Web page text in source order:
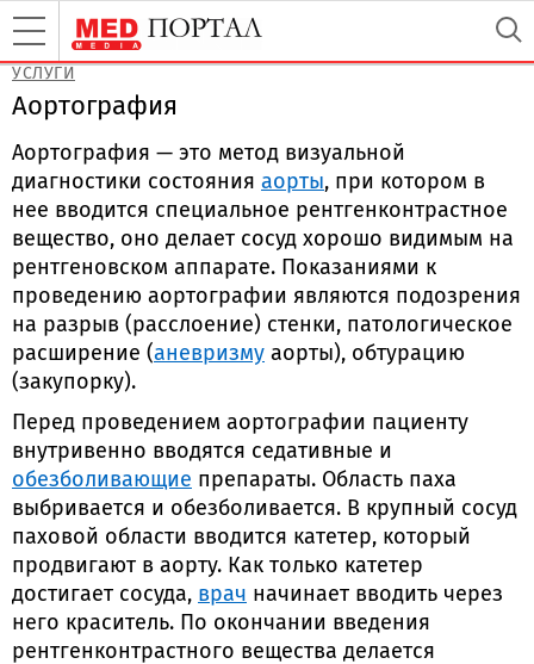
УСЛУГИ
Аортография
Аортография — это метод визуальной
диагностики состояния аорты, при котором в
нее вводится специальное рентгенконтрастное
вещество, оно делает сосуд хорошо видимым на
рентгеновском аппарате. Показаниями к
проведению аортографии являются подозрения
на разрыв (расслоение) стенки, патологическое
расширение (аневризму аорты), обтурацию
(закупорку).
Перед проведением аортографии пациенту
внутривенно вводятся седативные и
обезболивающие препараты. Область паха
выбривается и обезболивается. В крупный сосуд
паховой области вводится катетер, который
продвигают в аорту. Как только катетер
достигает сосуда, врач начинает вводить через
него краситель. По окончании введения
рентгенконтрастного вещества делается